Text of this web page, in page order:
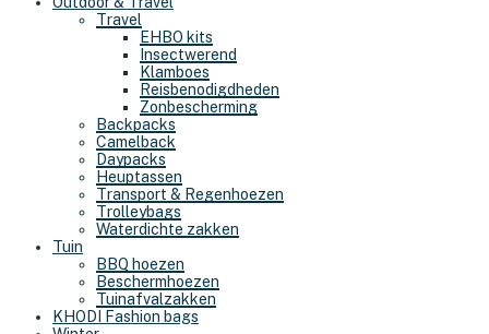
Travel
EHBO kits
Insectwerend
Klamboes
Reisbenodigdheden
Zonbescherming
Backpacks
Camelback
Daypacks
Heuptassen
Transport & Regenhoezen
Trolleybags
Waterdichte zakken
Tuin
BBQ hoezen
Beschermhoezen
Tuinafvalzakken
KHODI Fashion bags